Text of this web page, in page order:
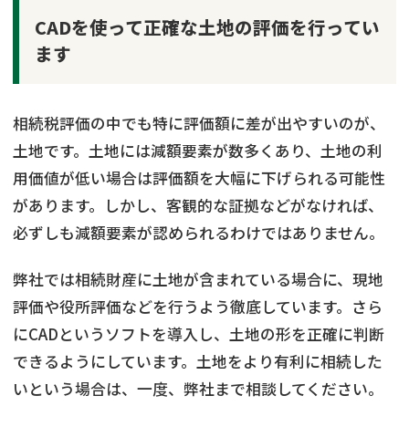
CADを使って正確な土地の評価を行ってい
ます
相続税評価の中でも特に評価額に差が出やすいのが、
土地です。土地には減額要素が数多くあり、土地の利
用価値が低い場合は評価額を大幅に下げられる可能性
があります。しかし、客観的な証拠などがなければ、
必ずしも減額要素が認められるわけではありません。
弊社では相続財産に土地が含まれている場合に、現地
評価や役所評価などを行うよう徹底しています。さら
にCADというソフトを導入し、土地の形を正確に判断
できるようにしています。土地をより有利に相続した
いという場合は、一度、弊社まで相談してください。